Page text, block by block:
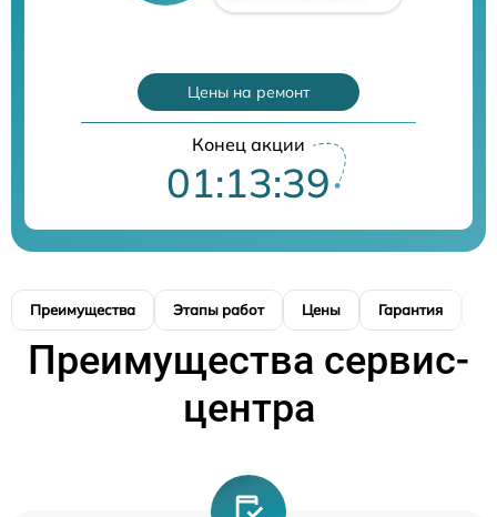
Цены на ремонт
Конец акции
01:13:38
Преимущества Этапы работ Цены Гарантия
Преимущества сервис-
центра